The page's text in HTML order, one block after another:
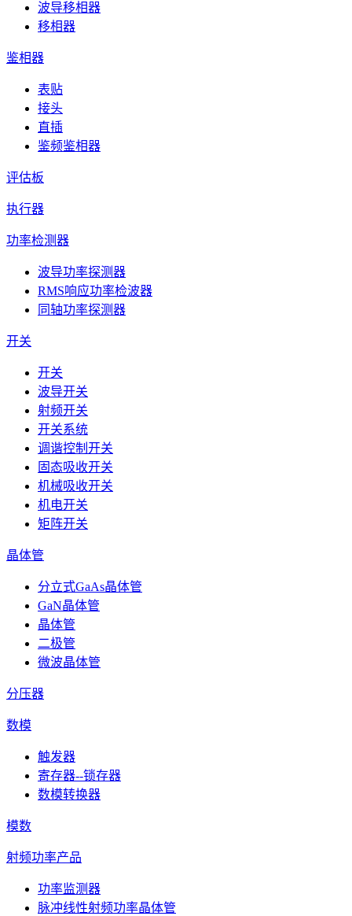
波导移相器
移相器
鉴相器
表贴
接头
直插
鉴频鉴相器
评估板
执行器
功率检测器
波导功率探测器
RMS响应功率检波器
同轴功率探测器
开关
开关
波导开关
射频开关
开关系统
调谐控制开关
固态吸收开关
机械吸收开关
机电开关
矩阵开关
晶体管
分立式GaAs晶体管
GaN晶体管
晶体管
二极管
微波晶体管
分压器
数模
触发器
寄存器--锁存器
数模转换器
模数
射频功率产品
功率监测器
脉冲线性射频功率晶体管